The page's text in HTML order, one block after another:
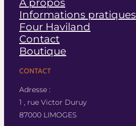
Informations pratiques
Four Haviland
Contact
Boutique
CONTACT
Adresse :
1 , rue Victor Duruy
87000 LIMOGES